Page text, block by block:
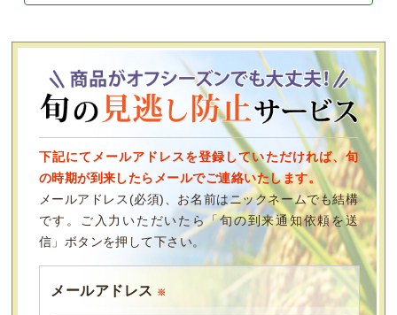
下記にてメールアドレスを登録していただければ、旬
の時期が到来したらメールでご連絡いたします。
メールアドレス(必須)、お名前はニックネームでも結構
です。ご入力いただいたら「旬の到来通知依頼を送
信」ボタンを押して下さい。
メールアドレス ※